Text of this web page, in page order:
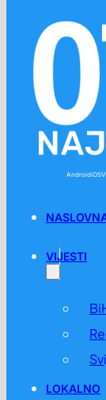
AndroidiOS
VIJESTI
LOKALNO